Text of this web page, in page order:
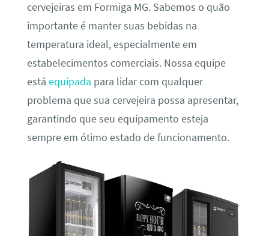
cervejeiras em Formiga MG. Sabemos o quão
importante é manter suas bebidas na
temperatura ideal, especialmente em
estabelecimentos comerciais. Nossa equipe
está equipada para lidar com qualquer
problema que sua cervejeira possa apresentar,
garantindo que seu equipamento esteja
sempre em ótimo estado de funcionamento.